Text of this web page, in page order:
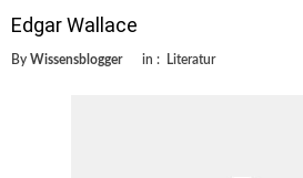
Edgar Wallace
By Wissensblogger in : Literatur